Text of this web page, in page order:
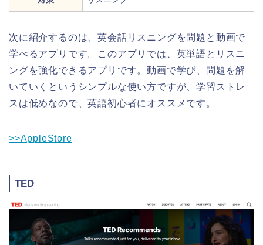
次に紹介するのは、英会話リスニングを問題と動画で
学べるアプリです。このアプリでは、英単語とリスニ
ングを強化できるアプリです。動画で学び、問題を解
いていくというシンプルな使い方ですが、学習ストレ
スは低めなので、英語初心者にオススメです。
>>AppleStore
TED